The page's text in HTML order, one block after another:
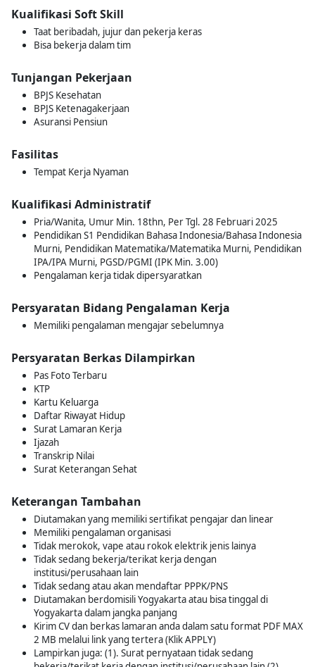
Kualifikasi Soft Skill
Taat beribadah, jujur dan pekerja keras
Bisa bekerja dalam tim
Tunjangan Pekerjaan
BPJS Kesehatan
BPJS Ketenagakerjaan
Asuransi Pensiun
Fasilitas
Tempat Kerja Nyaman
Kualifikasi Administratif
Pria/Wanita, Umur Min. 18thn, Per Tgl. 28 Februari 2025
Pendidikan S1 Pendidikan Bahasa Indonesia/Bahasa Indonesia
Murni, Pendidikan Matematika/Matematika Murni, Pendidikan
IPA/IPA Murni, PGSD/PGMI (IPK Min. 3.00)
Pengalaman kerja tidak dipersyaratkan
Persyaratan Bidang Pengalaman Kerja
Memiliki pengalaman mengajar sebelumnya
Persyaratan Berkas Dilampirkan
Pas Foto Terbaru
KTP
Kartu Keluarga
Daftar Riwayat Hidup
Surat Lamaran Kerja
Ijazah
Transkrip Nilai
Surat Keterangan Sehat
Keterangan Tambahan
Diutamakan yang memiliki sertifikat pengajar dan linear
Memiliki pengalaman organisasi
Tidak merokok, vape atau rokok elektrik jenis lainya
Tidak sedang bekerja/terikat kerja dengan
institusi/perusahaan lain
Tidak sedang atau akan mendaftar PPPK/PNS
Diutamakan berdomisili Yogyakarta atau bisa tinggal di
Yogyakarta dalam jangka panjang
Kirim CV dan berkas lamaran anda dalam satu format PDF MAX
2 MB melalui link yang tertera (Klik APPLY)
Lampirkan juga: (1). Surat pernyataan tidak sedang